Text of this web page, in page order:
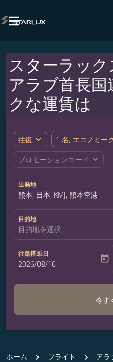

スターラッ
アラブ首長国
クな運賃は
往復 expand_more 1 名, エコノミー
プロモーションコード expand_more
出発地
熊本, 日本, KMJ, 熊本空港
目的地
目的地を選択
往路搭乗日
fc-booking-departure-date-
2026/08/16 today
今す
ホーム フライト アラ